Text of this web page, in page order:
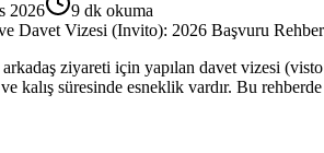
2026 9 dk okuma
Davet Vizesi (Invito): 2026 Başvuru
arkadaş ziyareti için yapılan davet vizesi
kalış süresinde esneklik vardır. Bu